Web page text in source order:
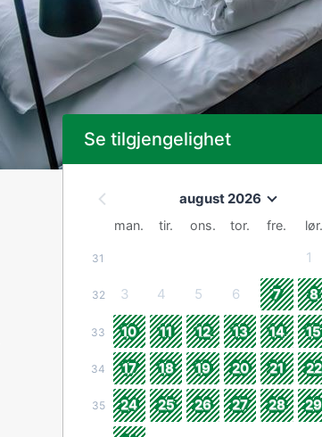
Se tilgjengelighet
august 2026
man. tir. ons. tor. fre. lør.
31 1
32 3 4 5 6 7 8
33 10 11 12 13 14 15
34 17 18 19 20 21 22
35 24 25 26 27 28 29